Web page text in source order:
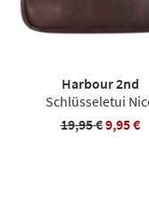
Harbour 2nd
Schlüsseletui
19,95 €9,95 €